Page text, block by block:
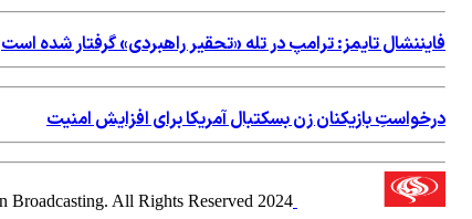
فایننشال تایمز: ترامپ در تله «تحقیر راهبردی» گرفتار شده است
درخواستِ بازیکنان زن بسکتبال آمریکا برای افزایش امنیت
2024 Alalam News Network. Islamic Republic of Iran Broadcasting. All Rights Reserved.